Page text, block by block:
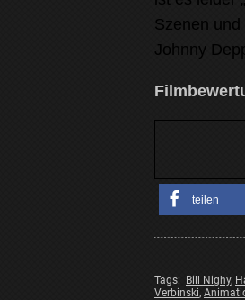
Szenen
Johnny
teilen
Tags: Bill Nighy,
Verbinski,